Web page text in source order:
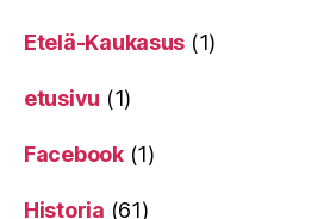
Etelä-Kaukasus (1)
etusivu (1)
Facebook(1)
Historia (61)